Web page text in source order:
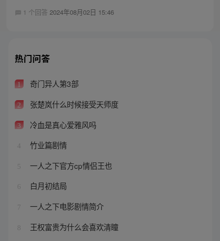
1 个回答 2024年08月02日 15:46
热门问答
1 奇门异人第3部
2 张楚岚什么时候接受天师度
3 冷血是真心爱雅风吗
4 竹业篇剧情
5 一人之下官方cp情侣王也
6 白月初结局
7 一人之下电影剧情简介
8 王权富贵为什么会喜欢清瞳